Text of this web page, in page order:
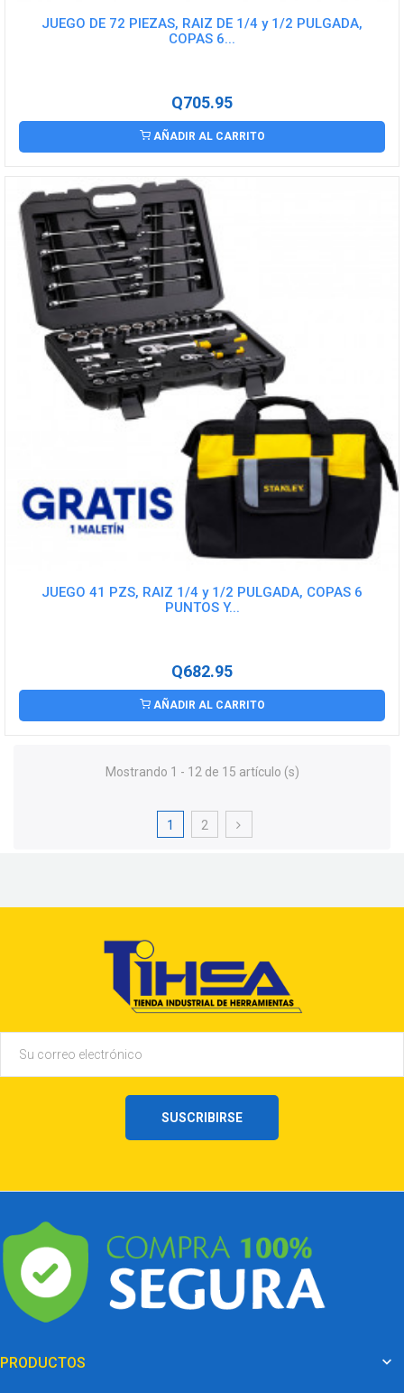
JUEGO DE 72 PIEZAS, RAIZ DE 1/4 y 1/2 PULGADA,
COPAS 6...
Q705.95
AÑADIR AL CARRITO
JUEGO 41 PZS, RAIZ 1/4 y 1/2 PULGADA, COPAS 6
PUNTOS Y...
Q682.95
AÑADIR AL CARRITO
Mostrando 1 - 12 de 15 artículo (s)
1 2
SUSCRIBIRSE
PRODUCTOS 